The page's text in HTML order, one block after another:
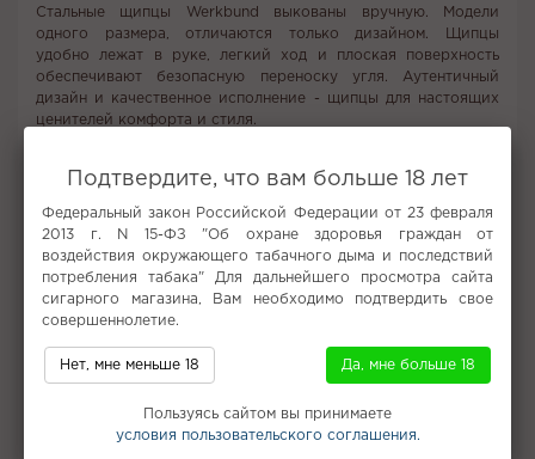
Стальные щипцы Werkbund выкованы вручную. Модели
одного размера, отличаются только дизайном. Щипцы
удобно лежат в руке, легкий ход и плоская поверхность
обеспечивают безопасную переноску угля. Аутентичный
дизайн и качественное исполнение - щипцы для настоящих
ценителей комфорта и стиля.
Не забудьте купить
Подтвердите, что вам больше 18 лет
Федеральный закон Российской Федерации от 23 февраля
2013 г. N 15-ФЗ "Об охране здоровья граждан от
воздействия окружающего табачного дыма и последствий
потребления табака" Для дальнейшего просмотра сайта
сигарного магазина, Вам необходимо подтвердить свое
совершеннолетие.
Нет, мне меньше 18 Да, мне больше 18
Пользуясь сайтом вы принимаете
условия пользовательского соглашения.